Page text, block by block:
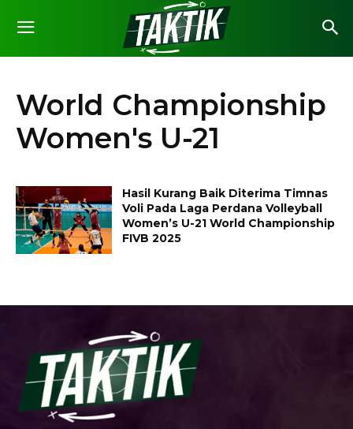
World Championship
Women's U-21
Hasil Kurang Baik Diterima Timnas
Voli Pada Laga Perdana Volleyball
Women’s U-21 World Championship
FIVB 2025